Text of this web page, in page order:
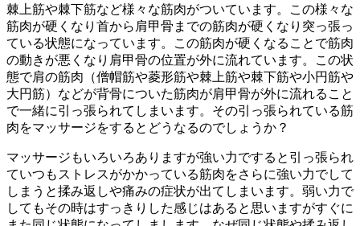
棘上筋や棘下筋など様々な筋肉がついています。この様々な
筋肉が硬くなり首から肩甲骨までの筋肉が硬くなり突っ張っ
ている状態になっています。この筋肉が硬くなることで筋肉
の動きが悪くなり肩甲骨の位置が外に流れています。この状
態で肩の筋肉（僧帽筋や菱形筋や棘上筋や棘下筋や小円筋や
大円筋）などが背骨についた筋肉が肩甲骨が外に流れること
で一緒に引っ張られてしまいます。その引っ張られている筋
肉をマッサージをするとどうなるのでしょうか？
マッサージもいろいろありますが強い力ですると引っ張られ
ていつもストレスがかかっている筋肉をさらに強い力でして
しまうと揉み返しや痛みの症状が出てしまいます。弱い力で
してもその時はすっきりした感じはあると思いますがすぐに